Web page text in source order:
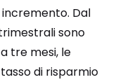
Dal
sono
tre mesi, le
di risparmio